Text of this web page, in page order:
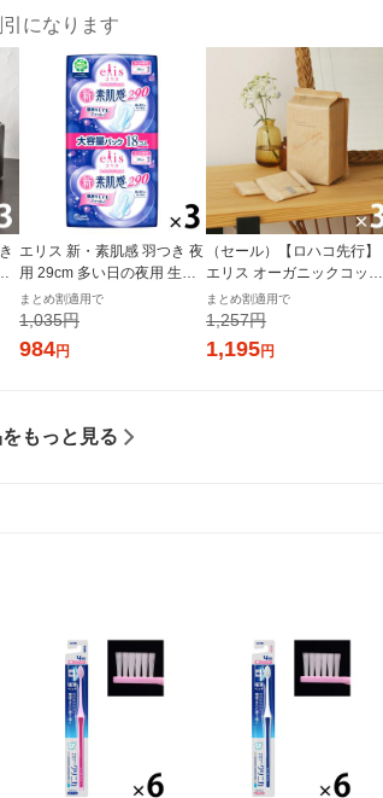
になります
エリス 新・素肌感 羽つき 夜
用 29cm 多い日の夜用 生理
用ナプキン 1セット（18枚×
3パック） 大王製紙 エリエ
ール 生理用品
まとめ割適用で
1,035円
984円
（セール）【ロハコ先行】
エリス オーガニックコット
ン 羽つき 21cm 多い昼〜ふ
つうの日用（22枚×3個）素
肌のきもち ナチュラルシリ
ーズ 生理用品
まとめ割適用で
1,257円
1,195円
もっと見る